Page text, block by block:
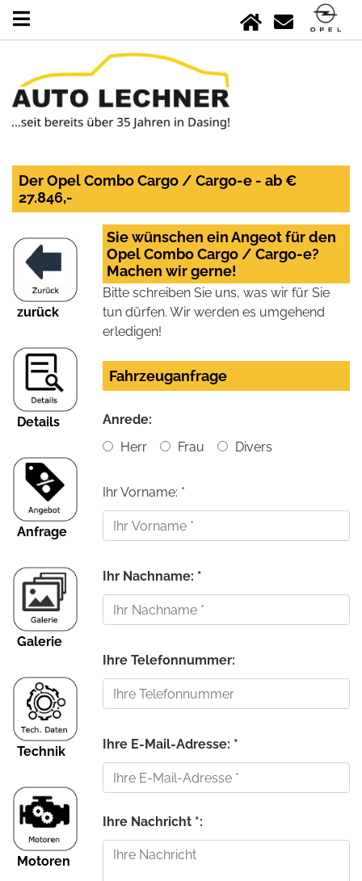
Der Opel Combo Cargo / Cargo-e - ab €
27.846,-
zurück
Details
Anfrage
Galerie
Technik
Motoren
Sie wünschen ein Angeot für den
Opel Combo Cargo / Cargo-e?
Machen wir gerne!
Bitte schreiben Sie uns, was wir für Sie
tun dürfen. Wir werden es umgehend
erledigen!
Fahrzeuganfrage
Anrede:
Herr
Frau Divers
Ihr Vorname: *
Ihr Nachname: *
Ihre Telefonnummer:
Ihre E-Mail-Adresse: *
Ihre Nachricht *: